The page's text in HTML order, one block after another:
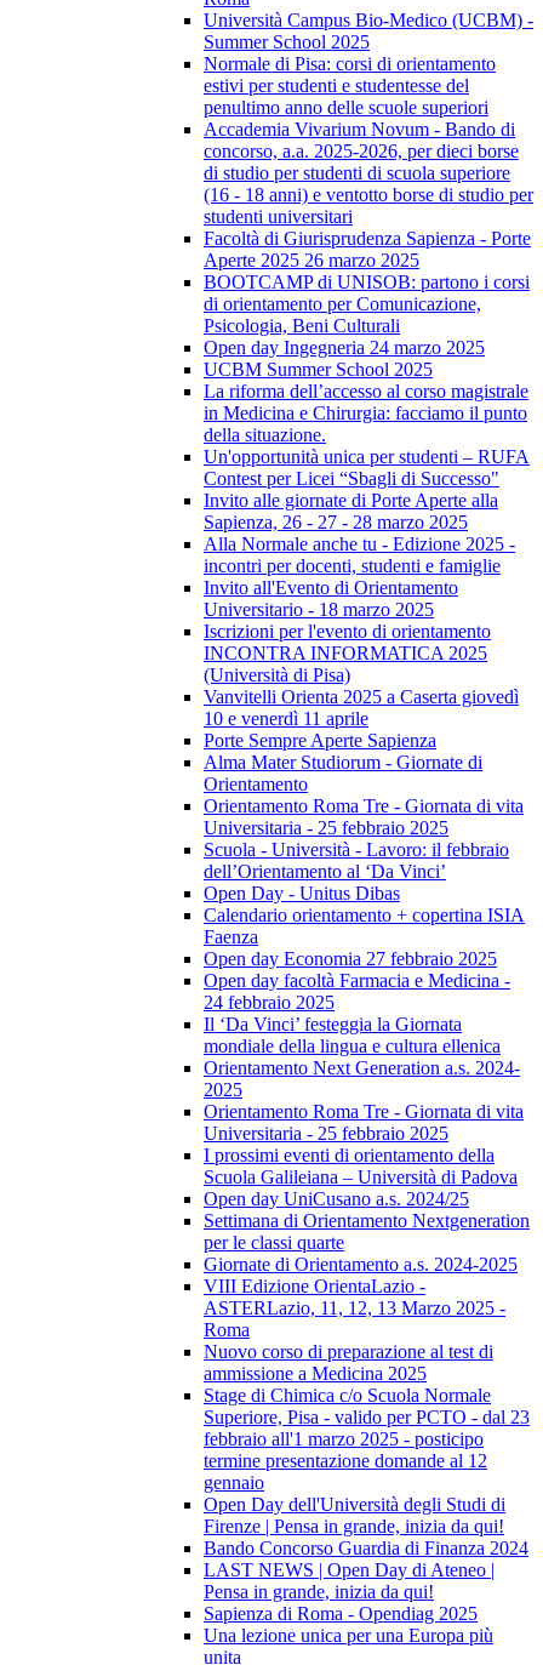
Università Campus Bio-Medico (UCBM) -
Summer School 2025
Normale di Pisa: corsi di orientamento
estivi per studenti e studentesse del
penultimo anno delle scuole superiori
Accademia Vivarium Novum - Bando di
concorso, a.a. 2025-2026, per dieci borse
di studio per studenti di scuola superiore
(16 - 18 anni) e ventotto borse di studio per
studenti universitari
Facoltà di Giurisprudenza Sapienza - Porte
Aperte 2025 26 marzo 2025
BOOTCAMP di UNISOB: partono i corsi
di orientamento per Comunicazione,
Psicologia, Beni Culturali
Open day Ingegneria 24 marzo 2025
UCBM Summer School 2025
La riforma dell’accesso al corso magistrale
in Medicina e Chirurgia: facciamo il punto
della situazione.
Un'opportunità unica per studenti – RUFA
Contest per Licei “Sbagli di Successo"
Invito alle giornate di Porte Aperte alla
Sapienza, 26 - 27 - 28 marzo 2025
Alla Normale anche tu - Edizione 2025 -
incontri per docenti, studenti e famiglie
Invito all'Evento di Orientamento
Universitario - 18 marzo 2025
Iscrizioni per l'evento di orientamento
INCONTRA INFORMATICA 2025
(Università di Pisa)
Vanvitelli Orienta 2025 a Caserta giovedì
10 e venerdì 11 aprile
Porte Sempre Aperte Sapienza
Alma Mater Studiorum - Giornate di
Orientamento
Orientamento Roma Tre - Giornata di vita
Universitaria - 25 febbraio 2025
Scuola - Università - Lavoro: il febbraio
dell’Orientamento al ‘Da Vinci’
Open Day - Unitus Dibas
Calendario orientamento + copertina ISIA
Faenza
Open day Economia 27 febbraio 2025
Open day facoltà Farmacia e Medicina -
24 febbraio 2025
Il ‘Da Vinci’ festeggia la Giornata
mondiale della lingua e cultura ellenica
Orientamento Next Generation a.s. 2024-
2025
Orientamento Roma Tre - Giornata di vita
Universitaria - 25 febbraio 2025
I prossimi eventi di orientamento della
Scuola Galileiana – Università di Padova
Open day UniCusano a.s. 2024/25
Settimana di Orientamento Nextgeneration
per le classi quarte
Giornate di Orientamento a.s. 2024-2025
VIII Edizione OrientaLazio -
ASTERLazio, 11, 12, 13 Marzo 2025 -
Roma
Nuovo corso di preparazione al test di
ammissione a Medicina 2025
Stage di Chimica c/o Scuola Normale
Superiore, Pisa - valido per PCTO - dal 23
febbraio all'1 marzo 2025 - posticipo
termine presentazione domande al 12
gennaio
Open Day dell'Università degli Studi di
Firenze | Pensa in grande, inizia da qui!
Bando Concorso Guardia di Finanza 2024
LAST NEWS | Open Day di Ateneo |
Pensa in grande, inizia da qui!
Sapienza di Roma - Opendiag 2025
Una lezione unica per una Europa più
unita